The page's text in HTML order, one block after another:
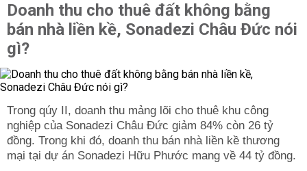
Doanh thu cho thuê đất không bằng
bán nhà liền kề, Sonadezi Châu Đức nói
gì?
Trong qúy II, doanh thu mảng lõi cho thuê khu công
nghiệp của Sonadezi Châu Đức giảm 84% còn 26 tỷ
đồng. Trong khi đó, doanh thu bán nhà liền kề thương
mại tại dự án Sonadezi Hữu Phước mang về 44 tỷ đồng.